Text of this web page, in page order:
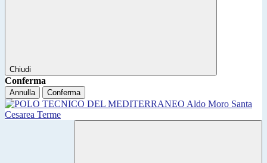
Chiudi
Conferma
Annulla Conferma